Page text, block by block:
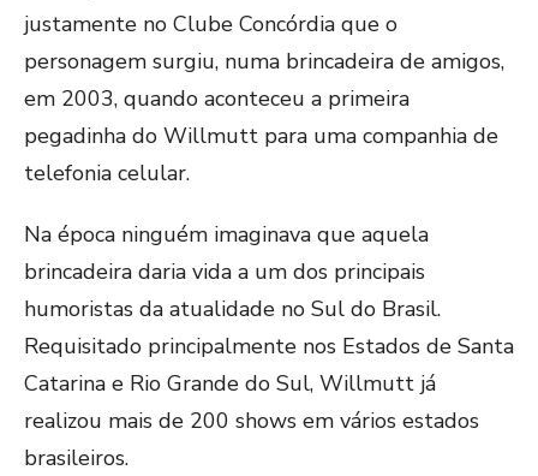
justamente no Clube Concórdia que o
personagem surgiu, numa brincadeira de amigos,
em 2003, quando aconteceu a primeira
pegadinha do Willmutt para uma companhia de
telefonia celular.
Na época ninguém imaginava que aquela
brincadeira daria vida a um dos principais
humoristas da atualidade no Sul do Brasil.
Requisitado principalmente nos Estados de Santa
Catarina e Rio Grande do Sul, Willmutt já
realizou mais de 200 shows em vários estados
brasileiros.